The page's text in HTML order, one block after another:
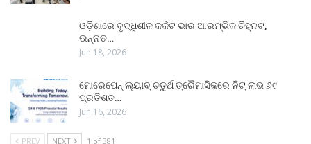
ଓଡ଼ିଶାରେ ବୃଦ୍ଧିଶୀଳ କର୍କଟ ଭାର ଆରମ୍ଭିକ ଚିହ୍ନଟ,
ଉନ୍ନତ…
Jun 18, 2026
ମୋରେପେନ୍ ଲ୍ୟାବ୍ ଚତୁର୍ଥ ତ୍ରୈମାସିକରେ ନିଟ୍ ଲାଭ ୬୯
ପ୍ରତିଶତ…
Jun 16, 2026
PREV NEXT 1 of 381